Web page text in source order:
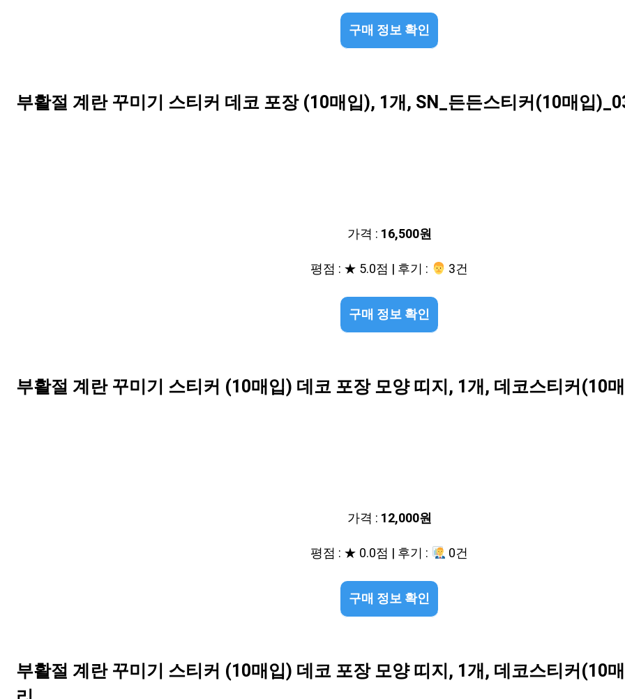
구매 정보 확인
부활절 계란 꾸미기 스티커 데코 포장 (10매입), 1개, SN_든든스티커(10매입
가격 : 16,500원
평점 : ★ 5.0점 | 후기 :
‍‍ 3건
구매 정보 확인
부활절 계란 꾸미기 스티커 (10매입) 데코 포장 모양 띠지, 1개, 데코스티커(10
가격 : 12,000원
평점 : ★ 0.0점 | 후기 :
0건
구매 정보 확인
부활절 계란 꾸미기 스티커 (10매입) 데코 포장 모양 띠지, 1개, 데코스티커(10